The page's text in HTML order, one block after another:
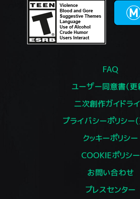
FAQ
ユーザー同意書（更
二次創作ガイドラ
プライバシーポリシー
クッキーポリシー
COOKIEポリシー
お問い合わせ
プレスセンター